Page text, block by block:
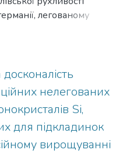
легованому
1019-1020 см
розподілу олова. В
наближення
рухливості,
масштабу флуктуацій у
по
нелегованих
Si,
для підкладинок
вирощуванні